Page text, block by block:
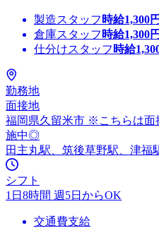
製造スタッフ 時給1,300
倉庫スタッフ 時給1,300
仕分けスタッフ 時給
勤務地
面接地
福岡県久留米市 ※こちらは面
施中◎
田主丸駅、筑後草野駅、津福
シフト
1日8時間 週5日からOK
交通費支給